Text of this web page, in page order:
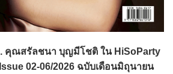
คุณสรัลชนา บุญมีโชติ ใน HiSoParty
02-06/2026 ฉบับเดือนมิถุนายน